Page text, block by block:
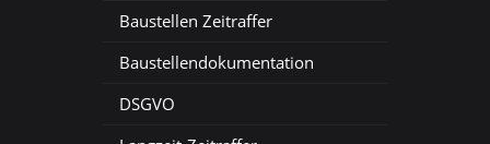
Baustellen Zeitraffer
Baustellendokumentation
DSGVO